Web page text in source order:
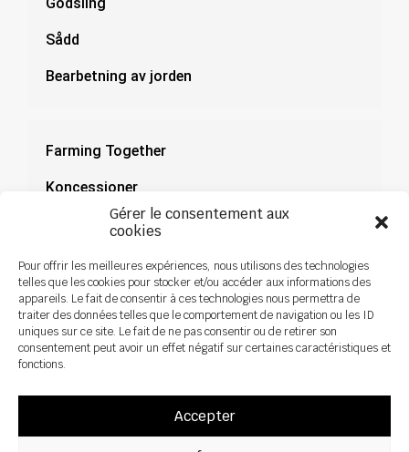
Gérer le consentement aux
cookies
Pour offrir les meilleures expériences, nous utilisons des technologies
telles que les cookies pour stocker et/ou accéder aux informations des
appareils. Le fait de consentir à ces technologies nous permettra de
traiter des données telles que le comportement de navigation ou les ID
uniques sur ce site. Le fait de ne pas consentir ou de retirer son
consentement peut avoir un effet négatif sur certaines caractéristiques et
fonctions.
Accepter
Sådd
Bearbetning av jorden
Farming Together
Koncessioner
Dokumentation
Nyheter